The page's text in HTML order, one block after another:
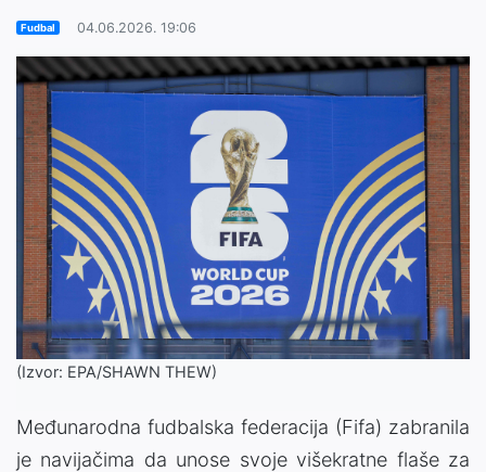
Fudbal 04.06.2026. 19:06
(Izvor: EPA/SHAWN THEW)
Međunarodna fudbalska federacija (Fifa) zabranila
je navijačima da unose svoje višekratne flaše za